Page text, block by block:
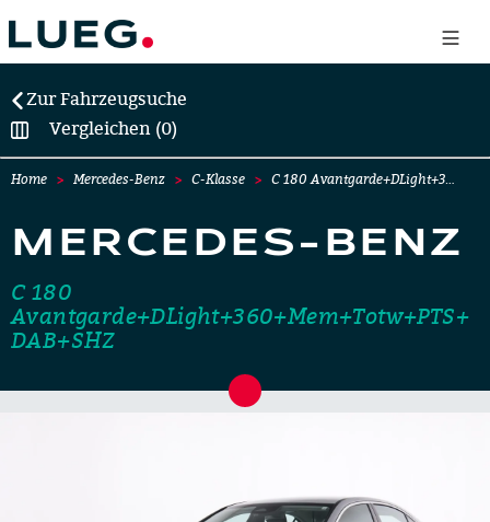
Zur Fahrzeugsuche
Vergleichen (0)
Home Mercedes-Benz C-Klasse C 180 Avantgarde+DLight+3…
MERCEDES-BENZ
C 180
Avantgarde+DLight+360+Mem+Totw+PTS+
DAB+SHZ